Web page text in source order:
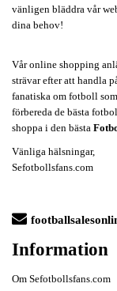
vänligen bläddra vår
dina behov!
Vår online shopping
strävar efter att handla
fanatiska om fotboll
förbereda de bästa
shoppa i den bästa
Vänliga hälsningar,
Sefotbollsfans.com
Information
Om Sefotbollsfans.com